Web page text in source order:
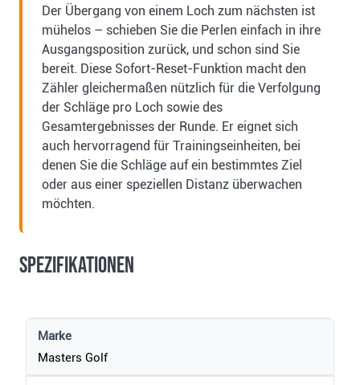
Der Übergang von einem Loch zum nächsten ist
mühelos – schieben Sie die Perlen einfach in ihre
Ausgangsposition zurück, und schon sind Sie
bereit. Diese Sofort-Reset-Funktion macht den
Zähler gleichermaßen nützlich für die Verfolgung
der Schläge pro Loch sowie des
Gesamtergebnisses der Runde. Er eignet sich
auch hervorragend für Trainingseinheiten, bei
denen Sie die Schläge auf ein bestimmtes Ziel
oder aus einer speziellen Distanz überwachen
möchten.
Spezifikationen
Marke
Masters Golf